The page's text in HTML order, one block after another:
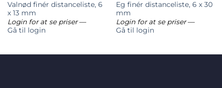
Valnød finér distanceliste, 6
x 13 mm
Login for at se priser—
Gå til login
Eg finér distanceliste, 6 x 30
mm
Login for at se priser—
Gå til login